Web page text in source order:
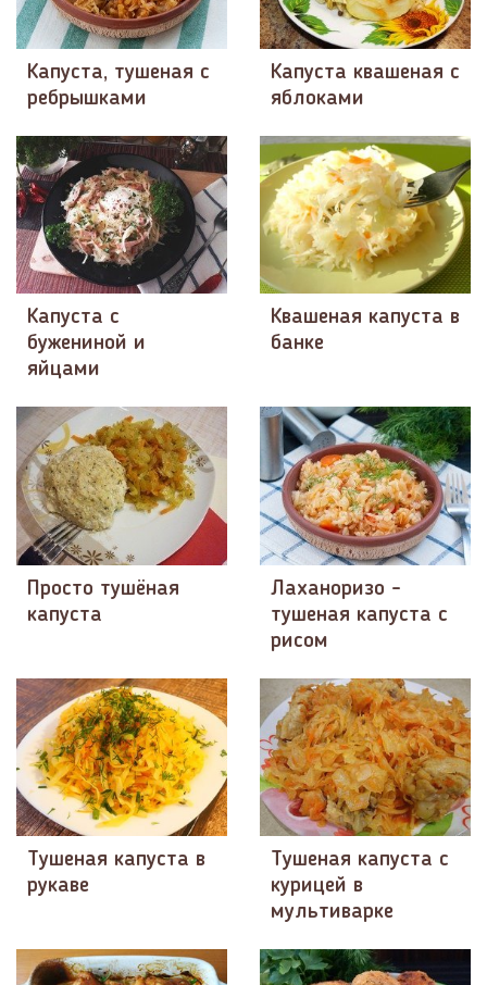
Капуста, тушеная с
ребрышками
Капуста квашеная с
яблоками
Капуста с
бужениной и
яйцами
Квашеная капуста в
банке
Просто тушёная
капуста
Лаханоризо -
тушеная капуста с
рисом
Тушеная капуста в
рукаве
Тушеная капуста с
курицей в
мультиварке